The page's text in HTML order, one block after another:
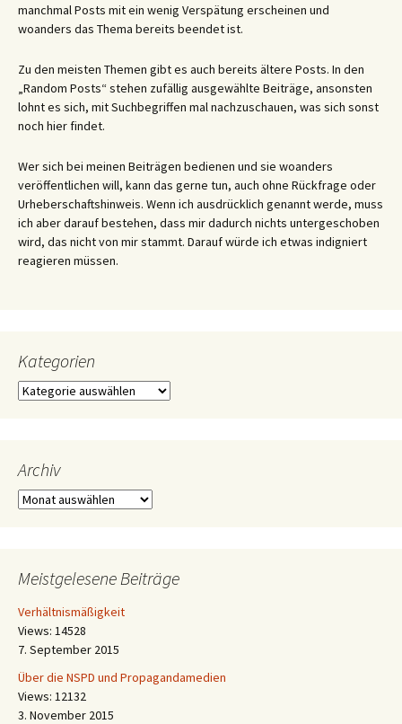
manchmal Posts mit ein wenig Verspätung erscheinen und
woanders das Thema bereits beendet ist.
Zu den meisten Themen gibt es auch bereits ältere Posts. In den
„Random Posts“ stehen zufällig ausgewählte Beiträge, ansonsten
lohnt es sich, mit Suchbegriffen mal nachzuschauen, was sich sonst
noch hier findet.
Wer sich bei meinen Beiträgen bedienen und sie woanders
veröffentlichen will, kann das gerne tun, auch ohne Rückfrage oder
Urheberschaftshinweis. Wenn ich ausdrücklich genannt werde, muss
ich aber darauf bestehen, dass mir dadurch nichts untergeschoben
wird, das nicht von mir stammt. Darauf würde ich etwas indigniert
reagieren müssen.
Kategorien
Kategorien
Archiv
Archiv
Meistgelesene Beiträge
Verhältnismäßigkeit
Views: 14528
7. September 2015
Über die NSPD und Propagandamedien
Views: 12132
3. November 2015